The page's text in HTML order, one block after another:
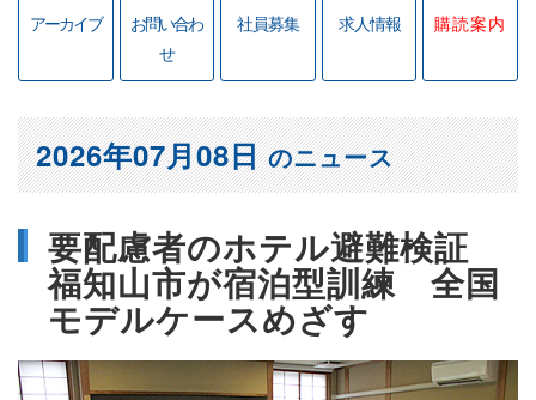
アーカイブ
お問い合わ
せ
社員募集 求人情報 購読案内
要配慮者のホテル避難検証
福知山市が宿泊型訓練 全国
モデルケースめざす
2026年07月08日のニュース